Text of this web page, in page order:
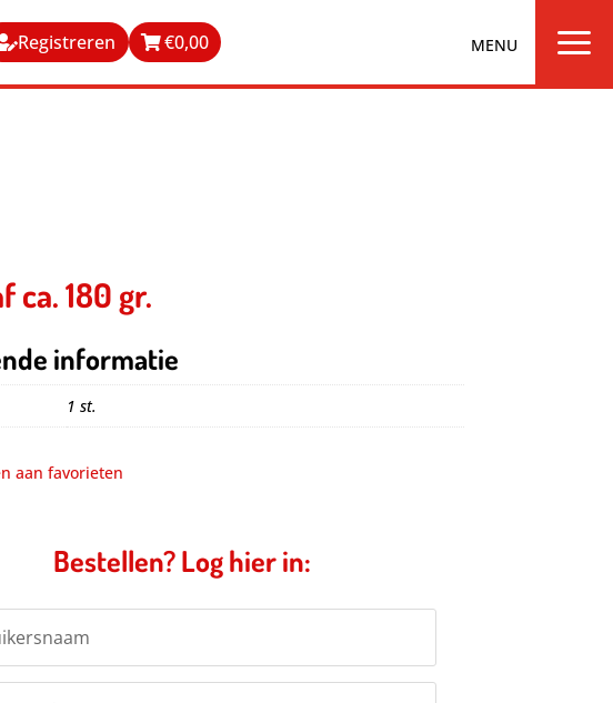
Registreren €0,00 a
ca. 180 gr.
informatie
1 st.
aan favorieten
Bestellen? Log hier in: